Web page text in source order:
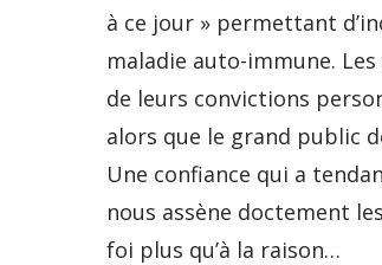
à ce jour » permettant
maladie auto-immune.
de leurs convictions
alors que le grand public
Une confiance qui a
nous assène doctement
foi plus qu’à la raison…